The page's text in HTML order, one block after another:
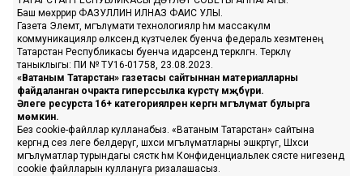
Баш мөхәррир ФАЗУЛЛИН ИЛНАЗ ФАИС УЛЫ.
Газета Элемтә, мәгълүмати технологияләр һәм массакүләм
коммуникацияләр өлкәсендә күзәтчелек буенча федераль хезмәтенең
Татарстан Республикасы буенча идарәсендә теркәлгән. Теркәлү
таныклыгы: ПИ № ТУ16-01758, 23.08.2023.
«Ватаным Татарстан» газетасы сайтыннан материалларны
файдаланган очракта гиперссылка күрсәтү мәҗбүри.
Әлеге ресурста 16+ категорияләренә кергән мәгълүмат булырга
мөмкин.
Без cookie-файллар кулланабыз. «Ватаным Татарстан» сайтына
кергәндә сез әлеге белдерүгә, шәхси мәгълүматларны эшкәртүгә, Шәхси
мәгълүматлар турындагы сәясәткә һәм Конфиденциальлек сәясәте нигезендә
cookie файлларын куллануга ризалашасыз.